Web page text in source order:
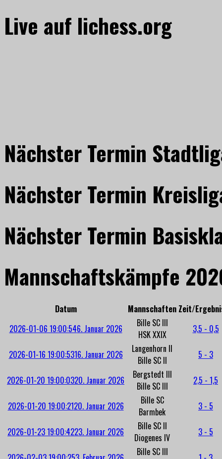
Live auf lichess.org
Nächster Termin
Nächster Termin
Nächster Termin
Mannschaftskämpfe
Datum Mannschaften Zeit/
2026-01-06 19:00:546. Januar 2026
Bille SC III
HSK XXIX
3,5 - 0,5
2026-01-16 19:00:5316. Januar 2026
Langenhorn II
Bille SC II
5 - 3
2026-01-20 19:00:0320. Januar 2026
Bergstedt III
Bille SC III
2,5 - 1,5
2026-01-20 19:00:2120. Januar 2026
Bille SC
Barmbek
3 - 5
2026-01-23 19:00:4223. Januar 2026
Bille SC II
Diogenes IV
3 - 5
Bille SC III